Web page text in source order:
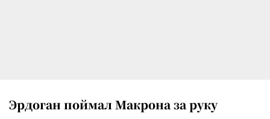
Эрдоган поймал Макрона за руку